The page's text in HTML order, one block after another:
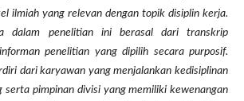
ilmiah yang relevan dengan topik disiplin kerja.
dalam penelitian ini berasal dari transkrip
penelitian yang dipilih secara purposif.
dari karyawan yang menjalankan kedisiplinan
serta pimpinan divisi yang memiliki kewenangan